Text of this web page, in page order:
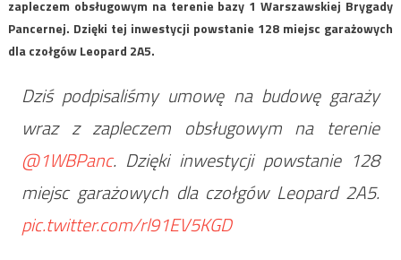
zapleczem obsługowym na terenie bazy 1 Warszawskiej Brygady
Pancernej. Dzięki tej inwestycji powstanie 128 miejsc garażowych
dla czołgów Leopard 2A5.
Dziś podpisaliśmy umowę na budowę garaży
wraz z zapleczem obsługowym na terenie
@1WBPanc. Dzięki inwestycji powstanie 128
miejsc garażowych dla czołgów Leopard 2A5.
pic.twitter.com/rl91EV5KGD